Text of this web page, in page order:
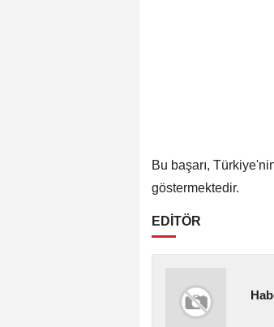
Bu başarı,
göstermektedir.
EDİTÖR